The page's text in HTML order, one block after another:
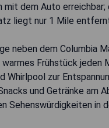
mit dem Auto erreichbar;
liegt nur 1 Mile
neben dem Columbia
Frühstück jeden
Whirlpool zur
und Getränke am
Sehenswürdigkeiten in